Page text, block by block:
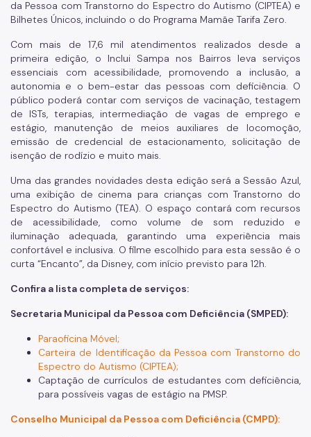
da Pessoa com Transtorno do Espectro do Autismo (CIPTEA) e
Bilhetes Únicos, incluindo o do Programa Mamãe Tarifa Zero.
Com mais de 17,6 mil atendimentos realizados desde a
primeira edição, o Inclui Sampa nos Bairros leva serviços
essenciais com acessibilidade, promovendo a inclusão, a
autonomia e o bem-estar das pessoas com deficiência. O
público poderá contar com serviços de vacinação, testagem
de ISTs, terapias, intermediação de vagas de emprego e
estágio, manutenção de meios auxiliares de locomoção,
emissão de credencial de estacionamento, solicitação de
isenção de rodízio e muito mais.
Uma das grandes novidades desta edição será a Sessão Azul,
uma exibição de cinema para crianças com Transtorno do
Espectro do Autismo (TEA). O espaço contará com recursos
de acessibilidade, como volume de som reduzido e
iluminação adequada, garantindo uma experiência mais
confortável e inclusiva. O filme escolhido para esta sessão é o
curta “Encanto”, da Disney, com início previsto para 12h.
Confira a lista completa de serviços:
Secretaria Municipal da Pessoa com Deficiência (SMPED):
Paraoficina Móvel;
Carteira de Identificação da Pessoa com Transtorno do
Espectro do Autismo (CIPTEA);
Captação de currículos de estudantes com deficiência,
para possíveis vagas de estágio na PMSP.
Conselho Municipal da Pessoa com Deficiência (CMPD):